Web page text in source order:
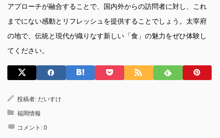
アプローチが融合することで、国内外からの訪問者に対し、これ
までにない感動とリフレッシュを提供することでしょう。太宰府
の地で、伝統と現代が織りなす新しい「食」の魅力をぜひ体験し
てください。
投稿者: だいすけ
福岡情報
コメント: 0